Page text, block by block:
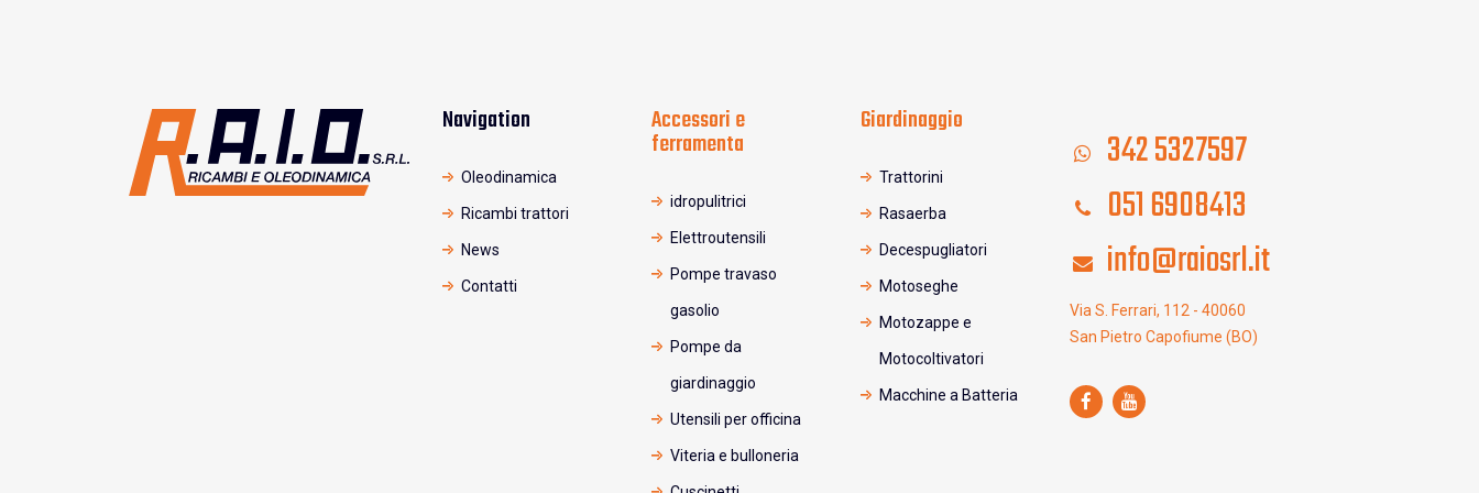
Navigation
Oleodinamica
Ricambi trattori
News
Contatti
Accessori e
ferramenta
idropulitrici
Elettroutensili
Pompe travaso
gasolio
Pompe da
giardinaggio
Utensili per officina
Viteria e bulloneria
Giardinaggio
Trattorini
Rasaerba
Decespugliatori
Motoseghe
Motozappe e
Motocoltivatori
Macchine a Batteria
342 5327597
051 6908413
info@raiosrl.it
Via S. Ferrari, 112 - 40060
San Pietro Capofiume (BO)